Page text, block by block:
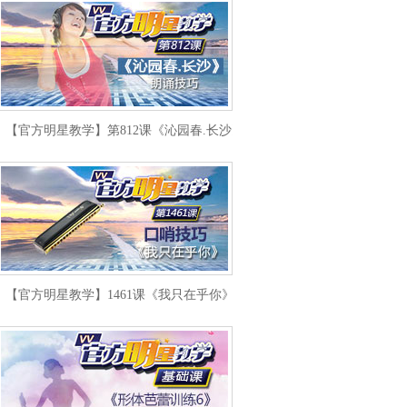
【官方明星教学】第812课《沁园春.长沙》朗诵技巧
【官方明星教学】1461课《我只在乎你》口哨技巧